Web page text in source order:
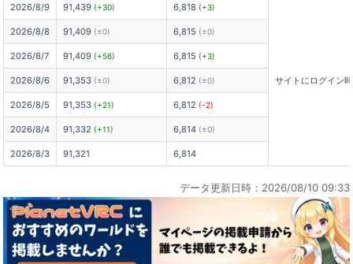
2026/8/9 91,439 (+30) 6,818 (+3)
サイトにログイン
2026/8/8 91,409 (±0) 6,815 (±0)
2026/8/7 91,409 (+56) 6,815 (+3)
2026/8/6 91,353 (±0) 6,812 (±0)
2026/8/5 91,353 (+21) 6,812 (-2)
2026/8/4 91,332 (+11) 6,814 (±0)
2026/8/3 91,321 6,814
データ更新日時：2026/08/10 09:33